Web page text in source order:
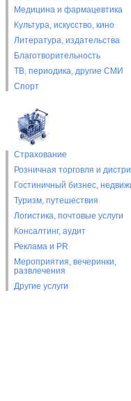
Медицина и фармацевтика
Культура, искусство, кино
Литература, издательства
Благотворительность
ТВ, периодика, другие СМИ
Спорт
Страхование
Розничная торговля и
Гостиничный бизнес,
Туризм, путешествия
Логистика, почтовые услуги
Консалтинг, аудит
Реклама и PR
Мероприятия, вечеринки,
развлечения
Другие услуги